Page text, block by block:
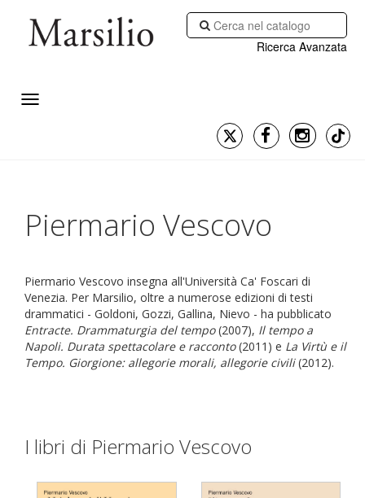
Ricerca Avanzata
Piermario Vescovo
Piermario Vescovo insegna all'Università Ca' Foscari di
Venezia. Per Marsilio, oltre a numerose edizioni di testi
drammatici - Goldoni, Gozzi, Gallina, Nievo - ha pubblicato
Entracte. Drammaturgia del tempo(2007), Il tempo a
Napoli. Durata spettacolare e racconto(2011) e La Virtù e il
Tempo. Giorgione: allegorie morali, allegorie civili(2012).
I libri di Piermario Vescovo